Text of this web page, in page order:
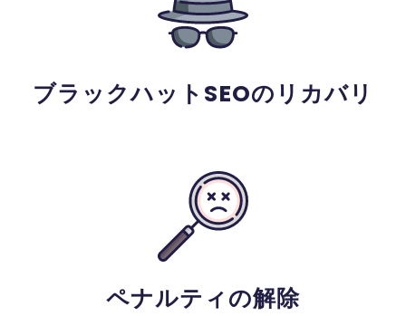
ブラックハットSEOのリカバリ
ペナルティの解除